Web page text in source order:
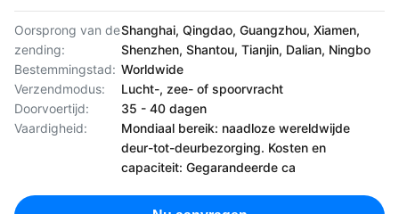
Oorsprong van de
zending:
Shanghai, Qingdao, Guangzhou, Xiamen,
Shenzhen, Shantou, Tianjin, Dalian, Ningbo
Bestemmingstad: Worldwide
Verzendmodus:
Lucht-, zee- of spoorvracht
Doorvoertijd:
35 - 40 dagen
Vaardigheid:
Mondiaal bereik: naadloze wereldwijde
deur-tot-deurbezorging. Kosten en
capaciteit: Gegarandeerde ca